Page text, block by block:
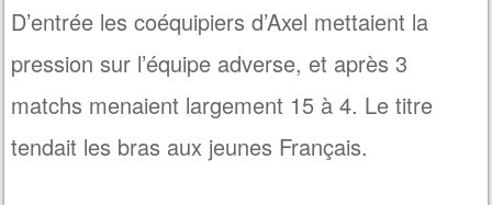
D’entrée les coéquipiers d’Axel mettaient la
pression sur l’équipe adverse, et après 3
matchs menaient largement 15 à 4. Le titre
tendait les bras aux jeunes Français.